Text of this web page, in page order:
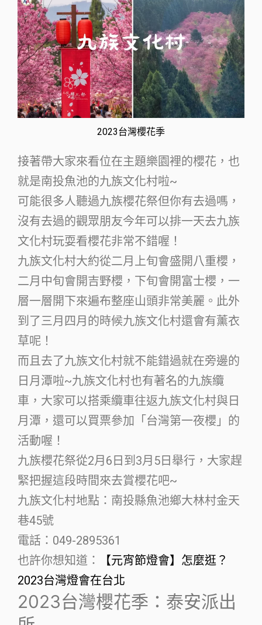
2023台灣櫻花季
接著帶大家來看位在主題樂園裡的櫻花，也
就是南投魚池的九族文化村啦~
可能很多人聽過九族櫻花祭但你有去過嗎，
沒有去過的觀眾朋友今年可以排一天去九族
文化村玩耍看櫻花非常不錯喔！
九族文化村大約從二月上旬會盛開八重櫻，
二月中旬會開吉野櫻，下旬會開富士櫻，一
層一層開下來遍布整座山頭非常美麗。此外
到了三月四月的時候九族文化村還會有薰衣
草呢！
而且去了九族文化村就不能錯過就在旁邊的
日月潭啦~九族文化村也有著名的九族纜
車，大家可以搭乘纜車往返九族文化村與日
月潭，還可以買票參加「台灣第一夜櫻」的
活動喔！
九族櫻花祭從2月6日到3月5日舉行，大家趕
緊把握這段時間來去賞櫻花吧~
九族文化村地點：南投縣魚池鄉大林村金天
巷45號
電話：049-2895361
也許你想知道：
【元宵節燈會】怎麼逛？
2023台灣燈會在台北
2023台灣櫻花季：泰安派出